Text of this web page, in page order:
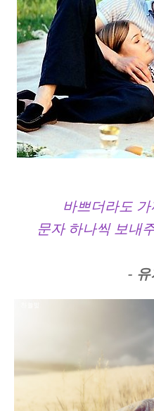
바쁘더라도
문자 하나씩 보내
- 유